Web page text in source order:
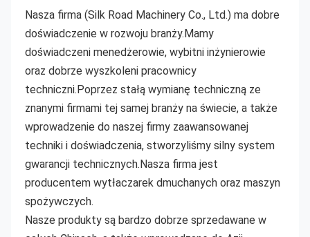
Nasza firma (Silk Road Machinery Co., Ltd.) ma dobre
doświadczenie w rozwoju branży.Mamy
doświadczeni menedżerowie, wybitni inżynierowie
oraz dobrze wyszkoleni pracownicy
techniczni.Poprzez stałą wymianę techniczną ze
znanymi firmami tej samej branży na świecie, a także
wprowadzenie do naszej firmy zaawansowanej
techniki i doświadczenia, stworzyliśmy silny system
gwarancji technicznych.Nasza firma jest
producentem wytłaczarek dmuchanych oraz maszyn
spożywczych.
Nasze produkty są bardzo dobrze sprzedawane w